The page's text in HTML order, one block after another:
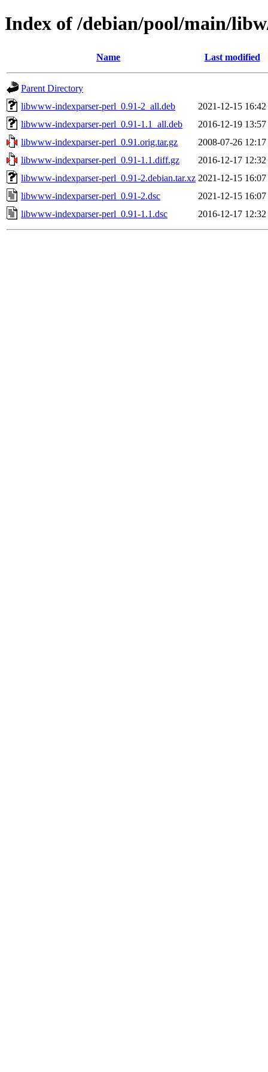
Index of /debian/pool/main/
Name Last modified
Parent Directory
libwww-indexparser-perl_0.91-2_all.deb
2021-12-15 16:42
libwww-indexparser-perl_0.91-1.1_all.deb
2016-12-19 13:57
libwww-indexparser-perl_0.91.orig.tar.gz
2008-07-26 12:17
libwww-indexparser-perl_0.91-1.1.diff.gz
2016-12-17 12:32
libwww-indexparser-perl_0.91-2.debian.tar.xz 2021-12-15 16:07
libwww-indexparser-perl_0.91-2.dsc
2021-12-15 16:07
libwww-indexparser-perl_0.91-1.1.dsc
2016-12-17 12:32